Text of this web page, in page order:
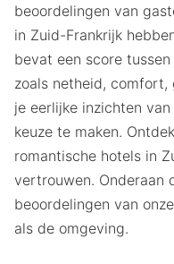
beoordelingen van
in Zuid-Frankrijk
bevat een score
zoals netheid,
je eerlijke inzichten
keuze te maken.
romantische hotels in
vertrouwen. Onderaan
beoordelingen van
als de omgeving.